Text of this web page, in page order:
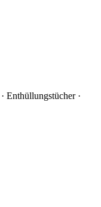
Enthüllungstücher ·